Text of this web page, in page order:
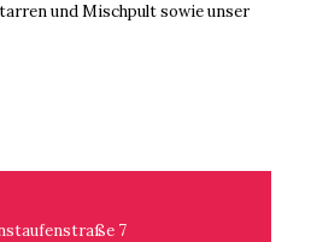
und Mischpult sowie unser
7